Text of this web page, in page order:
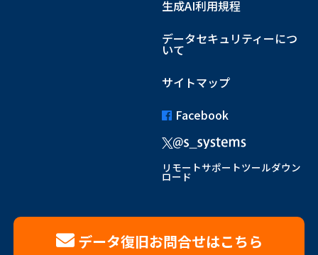
生成AI利用規程
データセキュリティーにつ
いて
サイトマップ
Facebook
リモートサポートツールダウン
ロード
データ復旧お問合せはこちら